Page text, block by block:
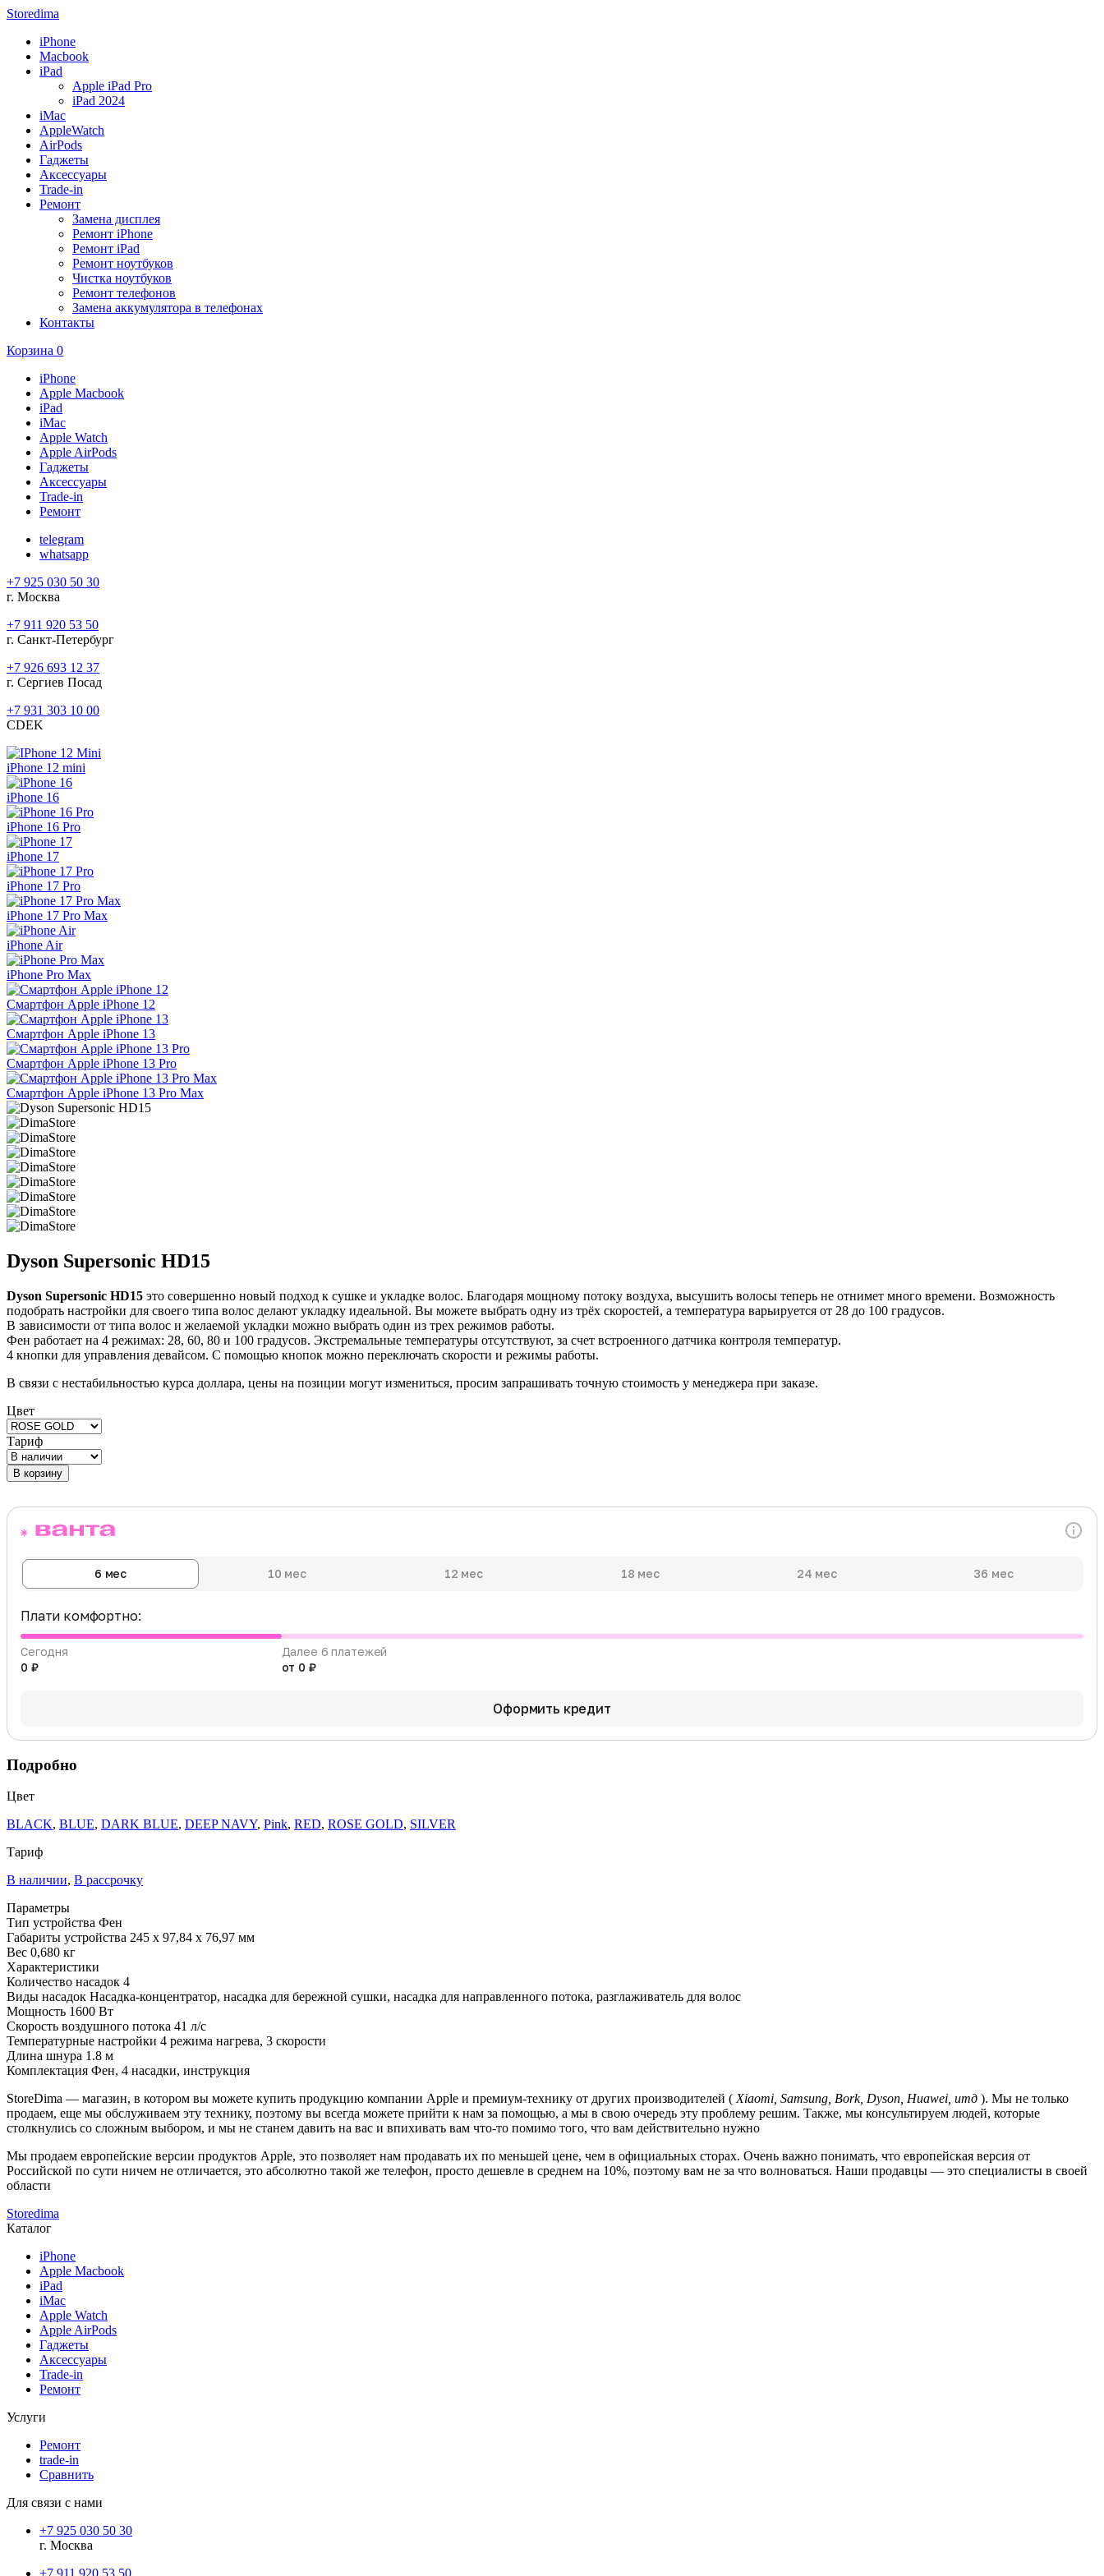
Storedima
iPhone
Macbook
iPad
Apple iPad Pro
iPad 2024
iMac
AppleWatch
AirPods
Гаджеты
Аксессуары
Trade-in
Ремонт
Замена дисплея
Ремонт iPhone
Ремонт iPad
Ремонт ноутбуков
Чистка ноутбуков
Ремонт телефонов
Замена аккумулятора в телефонах
Контакты
Корзина 0
iPhone
Apple Macbook
iPad
iMac
Apple Watch
Apple AirPods
Гаджеты
Аксессуары
Trade-in
Ремонт
telegram
whatsapp
+7 925 030 50 30
г. Москва
+7 911 920 53 50
г. Санкт-Петербург
+7 926 693 12 37
г. Сергиев Посад
+7 931 303 10 00
CDEK
iPhone 12 mini
iPhone 16
iPhone 16 Pro
iPhone 17
iPhone 17 Pro
iPhone 17 Pro Max
iPhone Air
iPhone Pro Max
Смартфон Apple iPhone 12
Смартфон Apple iPhone 13
Смартфон Apple iPhone 13 Pro
Смартфон Apple iPhone 13 Pro Max
Dyson Supersonic HD15
Dyson Supersonic HD15 это совершенно новый подход к сушке и укладке волос. Благодаря мощному потоку воздуха, высушить волосы теперь не отнимет много времени. Возможность
подобрать настройки для своего типа волос делают укладку идеальной. Вы можете выбрать одну из трёх скоростей, а температура варьируется от 28 до 100 градусов.
В зависимости от типа волос и желаемой укладки можно выбрать один из трех режимов работы.
Фен работает на 4 режимах: 28, 60, 80 и 100 градусов. Экстремальные температуры отсутствуют, за счет встроенного датчика контроля температур.
4 кнопки для управления девайсом. С помощью кнопок можно переключать скорости и режимы работы.
В связи с нестабильностью курса доллара, цены на позиции могут измениться, просим запрашивать точную стоимость у менеджера при заказе.
Цвет
Тариф
В корзину
6 мес 10 мес 12 мес 18 мес 24 мес 36 мес
Плати комфортно:
Сегодня
0 ₽
Далее 6 платежей
от 0 ₽
Оформить кредит
Подробно
Цвет
BLACK, BLUE, DARK BLUE, DEEP NAVY, Pink, RED, ROSE GOLD, SILVER
Тариф
В наличии, В рассрочку
Параметры
Тип устройства Фен
Габариты устройства 245 х 97,84 х 76,97 мм
Вес 0,680 кг
Характеристики
Количество насадок 4
Виды насадок Насадка-концентратор, насадка для бережной сушки, насадка для направленного потока, разглаживатель для волос
Мощность 1600 Вт
Скорость воздушного потока 41 л/с
Температурные настройки 4 режима нагрева, 3 скорости
Длина шнура 1.8 м
Комплектация Фен, 4 насадки, инструкция
StoreDima — магазин, в котором вы можете купить продукцию компании Apple и премиум-технику от других производителей ( Xiaomi, Samsung, Bork, Dyson, Huawei, итд ). Мы не только
продаем, еще мы обслуживаем эту технику, поэтому вы всегда можете прийти к нам за помощью, а мы в свою очередь эту проблему решим. Также, мы консультируем людей, которые
столкнулись со сложным выбором, и мы не станем давить на вас и впихивать вам что-то помимо того, что вам действительно нужно
Мы продаем европейские версии продуктов Apple, это позволяет нам продавать их по меньшей цене, чем в официальных сторах. Очень важно понимать, что европейская версия от
Российской по сути ничем не отличается, это абсолютно такой же телефон, просто дешевле в среднем на 10%, поэтому вам не за что волноваться. Наши продавцы — это специалисты в своей
области
Storedima
Каталог
iPhone
Apple Macbook
iPad
iMac
Apple Watch
Apple AirPods
Гаджеты
Аксессуары
Trade-in
Ремонт
Услуги
Ремонт
trade-in
Сравнить
Для связи с нами
+7 925 030 50 30
г. Москва